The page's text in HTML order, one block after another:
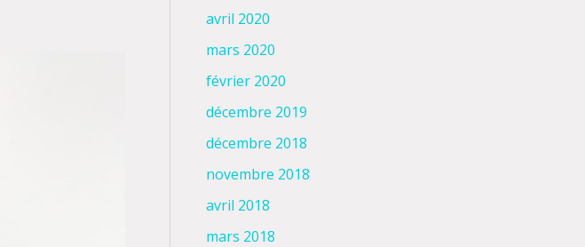
avril 2020
mars 2020
février 2020
décembre 2019
décembre 2018
novembre 2018
avril 2018
mars 2018